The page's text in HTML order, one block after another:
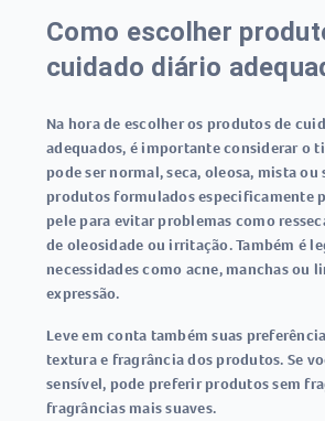
Como escolher
cuidado diário
Na hora de escolher os produtos de
adequados, é importante considerar o
pode ser normal, seca, oleosa, mista ou
produtos formulados especificamente
pele para evitar problemas como
de oleosidade ou irritação. Também é
necessidades como acne, manchas ou
expressão.
Leve em conta também suas
textura e fragrância dos produtos. Se
sensível, pode preferir produtos sem
fragrâncias mais suaves.